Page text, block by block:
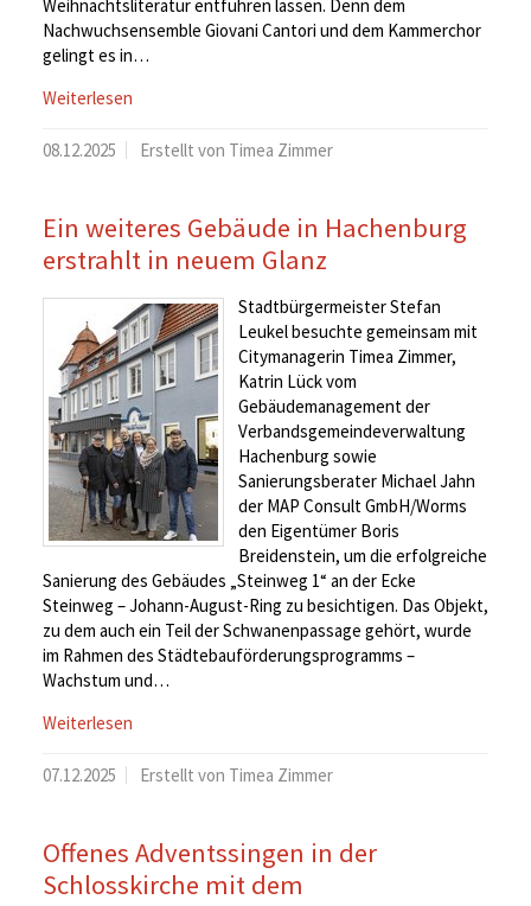
Weihnachtsliteratur entführen lassen. Denn dem
Nachwuchsensemble Giovani Cantori und dem Kammerchor
gelingt es in…
Weiterlesen
08.12.2025 Erstellt von Timea Zimmer
Ein weiteres Gebäude in Hachenburg
erstrahlt in neuem Glanz
Stadtbürgermeister Stefan
Leukel besuchte gemeinsam mit
Citymanagerin Timea Zimmer,
Katrin Lück vom
Gebäudemanagement der
Verbandsgemeindeverwaltung
Hachenburg sowie
Sanierungsberater Michael Jahn
der MAP Consult GmbH/Worms
den Eigentümer Boris
Breidenstein, um die erfolgreiche
Sanierung des Gebäudes „Steinweg 1“ an der Ecke
Steinweg – Johann-August-Ring zu besichtigen. Das Objekt,
zu dem auch ein Teil der Schwanenpassage gehört, wurde
im Rahmen des Städtebauförderungsprogramms –
Wachstum und…
Weiterlesen
07.12.2025 Erstellt von Timea Zimmer
Offenes Adventssingen in der
Schlosskirche mit dem